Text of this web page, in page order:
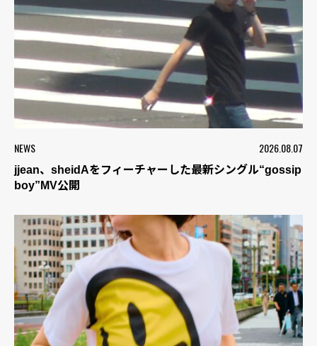
NEWS 2026.08.07
jjean、sheidAをフィーチャーした最新シングル“gossip
boy”MV公開